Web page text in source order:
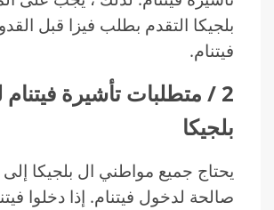
بلجيكا التقدم بطلب فيزا قبل
فيتنام.
2 / متطلبات تأشيرة
بلجيكا
يحتاج جميع مواطني ال بلجيكا إلى
صالحة لدخول فيتنام. إذا دخلوا